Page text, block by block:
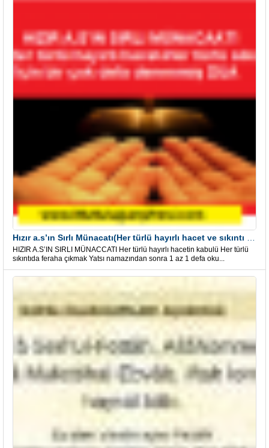
HIZIR A.S’IN SIRLI MÜNACCATI Her türlü hayırlı hacetin kabulü Her türlü
sıkıntıda feraha çıkmak Yatsı namazından sonra 1 az 1 defa oku...